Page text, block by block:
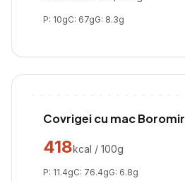
P: 10gC: 67gG: 8.3g
Covrigei cu mac Boromir
418kcal / 100g
P: 11.4gC: 76.4gG: 6.8g